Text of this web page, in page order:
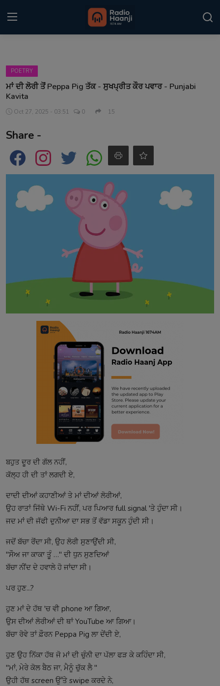
Home
Sponsors
Matrimonial
Event
POETRY
ਮਾਂ ਦੀ ਲੋਰੀ ਤੋਂ Peppa Pig ਤੱਕ - ਸੁਖਪ੍ਰੀਤ ਕੌਰ ਪਵਾਰ - Punjabi
Kavita
Oct 27, 2025 - 03:51 0 15
Share -
ਬਹੁਤ ਦੂਰ ਦੀ ਗੱਲ ਨਹੀਂ,
ਕੱਲ੍ਹ ਹੀ ਦੀ ਤਾਂ ਲਗਦੀ ਏ,
ਦਾਦੀ ਦੀਆਂ ਕਹਾਣੀਆਂ ਤੇ ਮਾਂ ਦੀਆਂ ਲੋਰੀਆਂ,
ਉਹ ਰਾਤਾਂ ਜਿੱਥੇ Wi-Fi ਨਹੀਂ, ਪਰ ਪਿਆਰ full signal 'ਤੇ ਹੁੰਦਾ ਸੀ।
ਜਦ ਮਾਂ ਦੀ ਜੱਫੀ ਦੁਨੀਆ ਦਾ ਸਭ ਤੋਂ ਵੱਡਾ ਸਕੂਨ ਹੁੰਦੀ ਸੀ।
ਜਦੋਂ ਬੱਚਾ ਰੋਂਦਾ ਸੀ, ਉਹ ਲੋਰੀ ਸੁਣਾਉਂਦੀ ਸੀ,
"ਸੌਅ ਜਾ ਕਾਕਾ ਤੂੰ …" ਦੀ ਧੁਨ ਸੁਣਦਿਆਂ
ਬੱਚਾ ਨੀਂਦ ਦੇ ਹਵਾਲੇ ਹੋ ਜਾਂਦਾ ਸੀ।
ਪਰ ਹੁਣ...?
ਹੁਣ ਮਾਂ ਦੇ ਹੱਥ 'ਚ ਵੀ phone ਆ ਗਿਆ,
ਉਸ ਦੀਆਂ ਲੋਰੀਆਂ ਦੀ ਥਾਂ YouTube ਆ ਗਿਆ।
ਬੱਚਾ ਰੋਵੇ ਤਾਂ ਫ਼ੌਰਨ Peppa Pig ਲਾ ਦੇਂਦੀ ਏ,
ਹੁਣ ਉਹ ਨਿੱਕਾ ਹੱਥ ਜੋ ਮਾਂ ਦੀ ਚੁੰਨੀ ਦਾ ਪੱਲਾ ਫੜ ਕੇ ਕਹਿੰਦਾ ਸੀ,
"ਮਾਂ, ਮੇਰੇ ਕੋਲ ਬੈਠ ਜਾ, ਮੈਨੂੰ ਚੁੱਕ ਲੈ "
ਉਹੀ ਹੱਥ screen ਉੱਤੇ swipe ਕਰਦੇ ਨੇ,